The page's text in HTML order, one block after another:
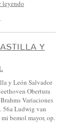
leyendo
Y
y León Salvador
Obertura
Variaciones
56a Ludwig van
bemol mayor, op.